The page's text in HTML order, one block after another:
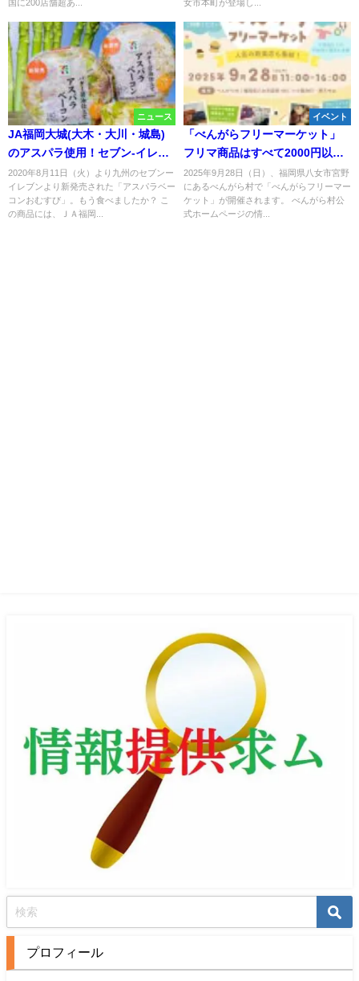
国に200店舗超あ... 女市本町が登場し...
ニュース
JA福岡大城(大木・大川・城島)
のアスパラ使用！セブン‐イレブ
ンの新商品「アスパラベーコン
おむすび」
2020年8月11日（火）より九州のセブンー
イレブンより新発売された「アスパラベー
コンおむすび」。もう食べましたか？ こ
の商品には、ＪＡ福岡...
イベント
「べんがらフリーマーケット」
フリマ商品はすべて2000円以
下！掘り出しものたくさん（八
女市）
2025年9月28日（日）、福岡県八女市宮野
にあるべんがら村で「べんがらフリーマー
ケット」が開催されます。 べんがら村公
式ホームページの情...
プロフィール